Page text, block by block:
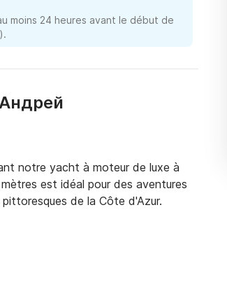
moins 24 heures avant le début de
notre yacht à moteur de luxe à
est idéal pour des aventures
de la Côte d'Azur.